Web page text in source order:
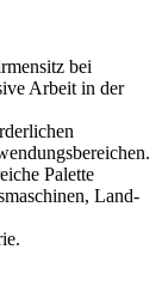
bei
Arbeit in der
Palette
Land-